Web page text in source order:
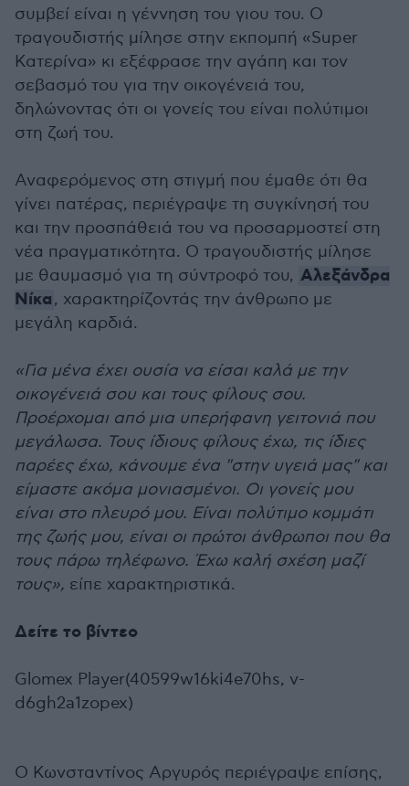
συμβεί είναι η γέννηση του γιου του. Ο
τραγουδιστής μίλησε στην εκπομπή «Super
Κατερίνα» κι εξέφρασε την αγάπη και τον
σεβασμό του για την οικογένειά του,
δηλώνοντας ότι οι γονείς του είναι πολύτιμοι
στη ζωή του.
Αναφερόμενος στη στιγμή που έμαθε ότι θα
γίνει πατέρας, περιέγραψε τη συγκίνησή του
και την προσπάθειά του να προσαρμοστεί στη
νέα πραγματικότητα. O τραγουδιστής μίλησε
με θαυμασμό για τη σύντροφό του, Αλεξάνδρα
Νίκα, χαρακτηρίζοντάς την άνθρωπο με
μεγάλη καρδιά.
«Για μένα έχει ουσία να είσαι καλά με την
οικογένειά σου και τους φίλους σου.
Προέρχομαι από μια υπερήφανη γειτονιά που
μεγάλωσα. Τους ίδιους φίλους έχω, τις ίδιες
παρέες έχω, κάνουμε ένα "στην υγειά μας" και
είμαστε ακόμα μονιασμένοι. Οι γονείς μου
είναι στο πλευρό μου. Είναι πολύτιμο κομμάτι
της ζωής μου, είναι οι πρώτοι άνθρωποι που θα
τους πάρω τηλέφωνο. Έχω καλή σχέση μαζί
τους», είπε χαρακτηριστικά.
Δείτε το βίντεο
Glomex Player(40599w16ki4e70hs, v-
d6gh2a1zopex)
Ο Κωνσταντίνος Αργυρός περιέγραψε επίσης,